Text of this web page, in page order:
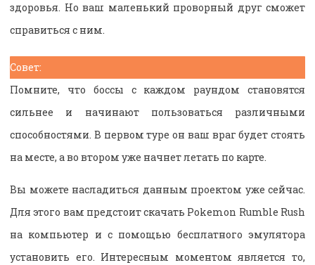
здоровья. Но ваш маленький проворный друг сможет
справиться с ним.
Совет:
Помните, что боссы с каждом раундом становятся
сильнее и начинают пользоваться различными
способностями. В первом туре он ваш враг будет стоять
на месте, а во втором уже начнет летать по карте.
Вы можете насладиться данным проектом уже сейчас.
Для этого вам предстоит скачать Pokemon Rumble Rush
на компьютер и с помощью бесплатного эмулятора
установить его. Интересным моментом является то,